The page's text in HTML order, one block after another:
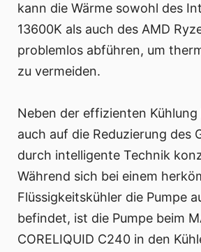
kann die Wärme sowohl des
13600K als auch des AMD
problemlos abführen, um
zu vermeiden.
Neben der effizienten Kühlung
auch auf die Reduzierung des
durch intelligente Technik
Während sich bei einem
Flüssigkeitskühler die Pumpe
befindet, ist die Pumpe beim
CORELIQUID C240 in den